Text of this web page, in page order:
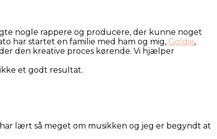
nogle rappere og producere, der kunne noget
har startet en familie med ham og mig, Goldie,
den kreative proces kørende. Vi hjælper
et godt resultat.
lært så meget om musikken og jeg er begyndt at